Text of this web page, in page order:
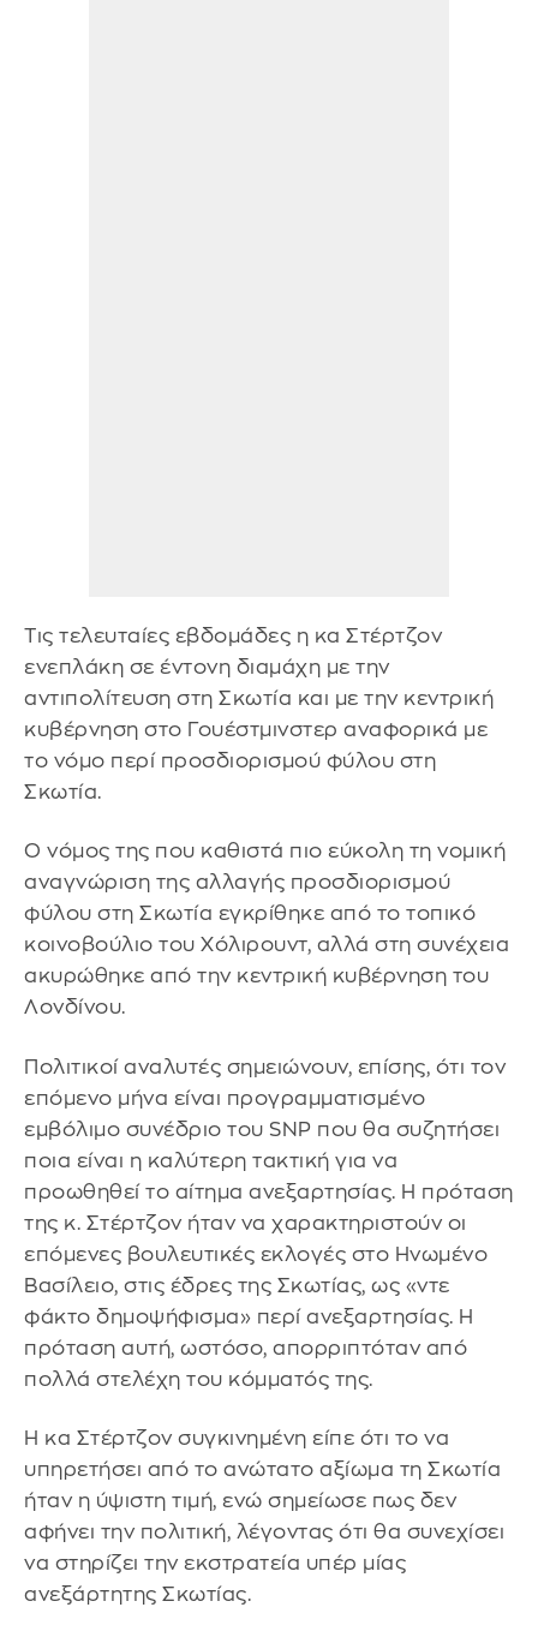
Τις τελευταίες εβδομάδες η κα Στέρτζον
ενεπλάκη σε έντονη διαμάχη με την
αντιπολίτευση στη Σκωτία και με την κεντρική
κυβέρνηση στο Γουέστμινστερ αναφορικά με
το νόμο περί προσδιορισμού φύλου στη
Σκωτία.
Ο νόμος της που καθιστά πιο εύκολη τη νομική
αναγνώριση της αλλαγής προσδιορισμού
φύλου στη Σκωτία εγκρίθηκε από το τοπικό
κοινοβούλιο του Χόλιρουντ, αλλά στη συνέχεια
ακυρώθηκε από την κεντρική κυβέρνηση του
Λονδίνου.
Πολιτικοί αναλυτές σημειώνουν, επίσης, ότι τον
επόμενο μήνα είναι προγραμματισμένο
εμβόλιμο συνέδριο του SNP που θα συζητήσει
ποια είναι η καλύτερη τακτική για να
προωθηθεί το αίτημα ανεξαρτησίας. Η πρόταση
της κ. Στέρτζον ήταν να χαρακτηριστούν οι
επόμενες βουλευτικές εκλογές στο Ηνωμένο
Βασίλειο, στις έδρες της Σκωτίας, ως «ντε
φάκτο δημοψήφισμα» περί ανεξαρτησίας. Η
πρόταση αυτή, ωστόσο, απορριπτόταν από
πολλά στελέχη του κόμματός της.
Η κα Στέρτζον συγκινημένη είπε ότι το να
υπηρετήσει από το ανώτατο αξίωμα τη Σκωτία
ήταν η ύψιστη τιμή, ενώ σημείωσε πως δεν
αφήνει την πολιτική, λέγοντας ότι θα συνεχίσει
να στηρίζει την εκστρατεία υπέρ μίας
ανεξάρτητης Σκωτίας.